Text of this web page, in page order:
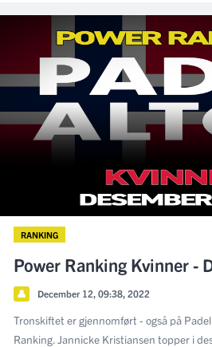
RANKING
Power Ranking Kvinner -
👤 December 12, 09:38, 2022
Tronskiftet er gjennomført - også på
Ranking. Jannicke Kristiansen topper i